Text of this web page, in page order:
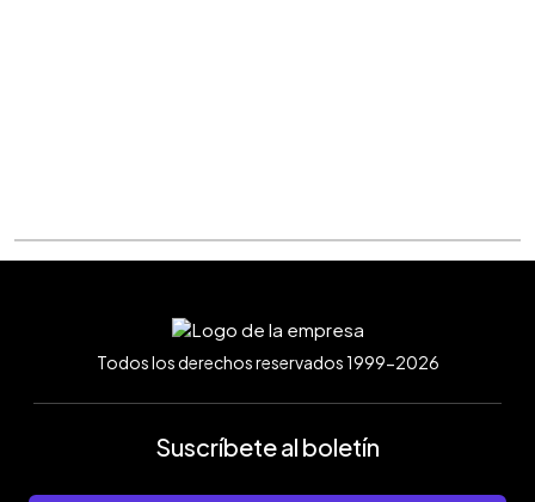
Todos los derechos reservados 1999-2026
Suscríbete al boletín